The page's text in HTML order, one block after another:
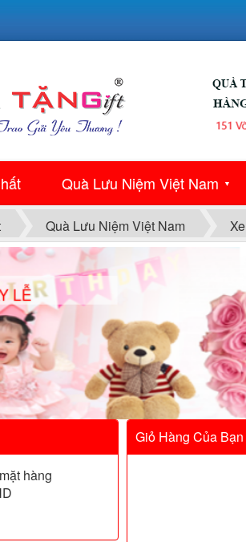
Quà Lưu Niệm Việt Nam ▼
Quà Lưu Niệm Việt Nam
LỄ
Giỏ Hàng Của Bạn
mặt hàng